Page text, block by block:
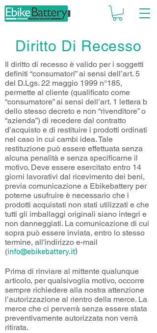
Diritto Di Recesso
Il diritto di recesso è valido per i soggetti
definiti “consumatori” ai sensi dell’art. 5
del D.Lgs. 22 maggio 1999 n°185,
permette al cliente (qualificato come
“consumatore” ai sensi dell’art. 1 lettera b
dello stesso decreto e non “rivenditore” o
“azienda”) di recedere dal contratto
d’acquisto e di restituire i prodotti ordinati
nel caso in cui cambi idea. Tale
restituzione può essere effettuata senza
alcuna penalità e senza specificarne il
motivo. Deve essere esercitato entro 14
giorni lavorativi dal ricevimento dei beni,
previa comunicazione a Ebikebattery per
poterne usufruire è necessario che i
prodotti acquistati non stati utilizzati e che
tutti gli imballaggi originali siano integri e
non danneggiati. La comunicazione di cui
sopra può essere inviata, entro lo stesso
termine, all'indirizzo e-mail
(info@ebikebattery.it)
Prima di rinviare al mittente qualunque
articolo, per qualsivoglia motivo, occorre
sempre richiedere alla nostra attenzione
l’autorizzazione al rientro della merce. La
merce che ci perverrà senza essere stata
preventivamente autorizzata non verrà
ritirata.